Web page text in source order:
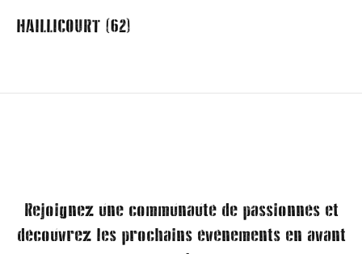
HAILLICOURT (62)
Rejoignez une communauté de passionnés et
découvrez les prochains événements en avant